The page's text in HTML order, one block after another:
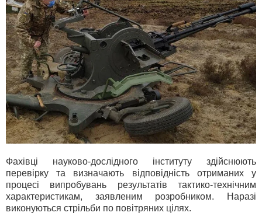
Фахівці науково-дослідного інституту здійснюють
перевірку та визначають відповідність отриманих у
процесі випробувань результатів тактико-технічним
характеристикам, заявленим розробником. Наразі
виконуються стрільби по повітряних цілях.